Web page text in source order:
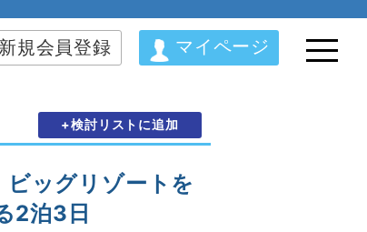
新規会員登録 マイページ
+検討リストに追加
ッグリゾートを
2泊3日